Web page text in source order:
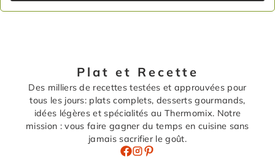
Plat et Recette
Des milliers de recettes testées et approuvées pour
tous les jours: plats complets, desserts gourmands,
idées légères et spécialités au Thermomix. Notre
mission : vous faire gagner du temps en cuisine sans
jamais sacrifier le goût.